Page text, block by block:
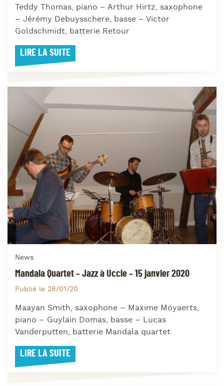
Teddy Thomas, piano – Arthur Hirtz, saxophone
– Jérémy Debuysschere, basse – Victor
Goldschmidt, batterie Retour
LIRE LA SUITE
News
Mandala Quartet – Jazz à Uccle – 15 janvier 2020
Publié le 28/01/20
Maayan Smith, saxophone – Maxime Moyaerts,
piano – Guylain Domas, basse – Lucas
Vanderputten, batterie Mandala quartet
LIRE LA SUITE